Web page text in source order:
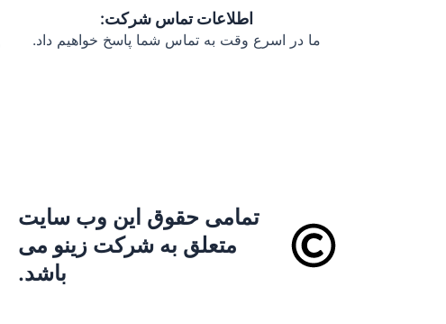
اطلاعات تماس شرکت:
ما در اسرع وقت به تماس شما پاسخ خواهیم داد.
تمامی حقوق این وب سایت
متعلق به شرکت زینو می
باشد.